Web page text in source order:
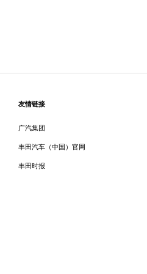
友情链接
广汽集团
丰田汽车（中国）官网
丰田时报